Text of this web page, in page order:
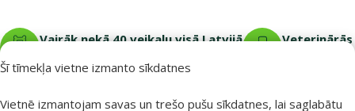
Šī tīmekļa vietne izmanto sīkdatnes
Vietnē izmantojam savas un trešo pušu sīkdatnes, lai saglabātu
Vairāk nekā 40 veikalu visā Latvijā